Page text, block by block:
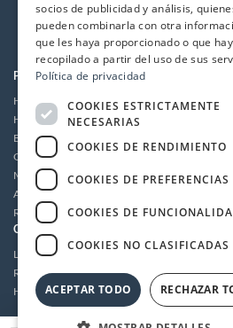
PRODUCTOS
Hidrolimpiadoras
Humidificación
Bombas de alta presión
Grupos motor bomba alta presión
Motores
Accesorios
Recambios / Repuestos
CUENTA
Login
Registrarse
Histórico de pedidos
C/
socios de publicidad y análisis,
pueden combinarla con otra
que les haya proporcionado o que
recopilado a partir del uso de sus
Política de privacidad
COOKIES ESTRICTAMENTE
NECESARIAS
COOKIES DE RENDIMIENTO
COOKIES DE PREFERENCIAS
COOKIES DE
COOKIES NO CLASIFICADAS
ACEPTAR TODO RECHAZAR